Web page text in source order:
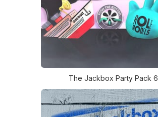
The Jackbox Party Pack 6